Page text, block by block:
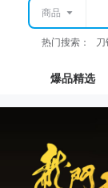
商品
热门搜索：
爆品精选